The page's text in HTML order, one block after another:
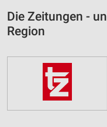
Die Zeitungen -
Region